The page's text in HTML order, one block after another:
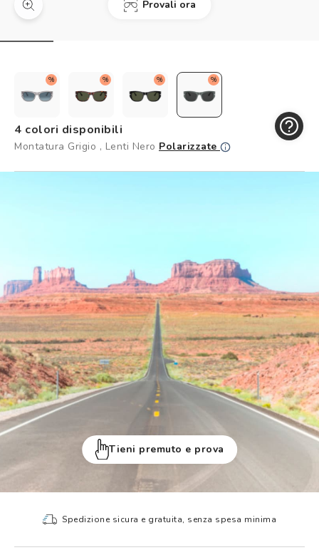
Prenota un test della vista gratuito
Controllo visivo
Carta fedeltà
Logout
Provali ora
% % % %
4 colori disponibili
Montatura Grigio , Lenti Nero Polarizzate
Tieni premuto e prova
Spedizione sicura e gratuita, senza spesa minima